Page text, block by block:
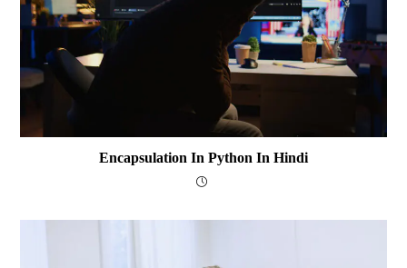
Encapsulation In Python In Hindi